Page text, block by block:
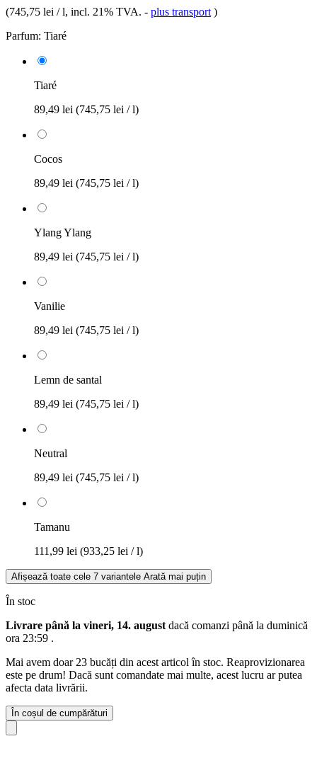
(745,75 lei / l, incl. 21% TVA. - plus transport )
Parfum: Tiaré
Tiaré
89,49 lei (745,75 lei / l)
Cocos
89,49 lei (745,75 lei / l)
Ylang Ylang
89,49 lei (745,75 lei / l)
Vanilie
89,49 lei (745,75 lei / l)
Lemn de santal
89,49 lei (745,75 lei / l)
Neutral
89,49 lei (745,75 lei / l)
Tamanu
111,99 lei (933,25 lei / l)
Afișează toate cele 7 variantele Arată mai puțin
În stoc
Livrare până la vineri, 14. august dacă comanzi până la duminică
ora 23:59 .
Mai avem doar 23 bucăți din acest articol în stoc. Reaprovizionarea
este pe drum! Dacă sunt comandate mai multe, acest lucru ar putea
afecta data livrării.
În coșul de cumpărături